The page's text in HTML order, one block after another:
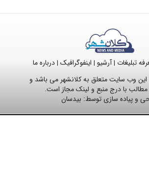
تبلیغات |آرشیو | اینفوگرافیک |درباره ما
وب سایت متعلق به کلانشهر می باشد و
مطالب با درج منبع و لینک مجاز است.
و پیاده سازی توسط: بیدسان